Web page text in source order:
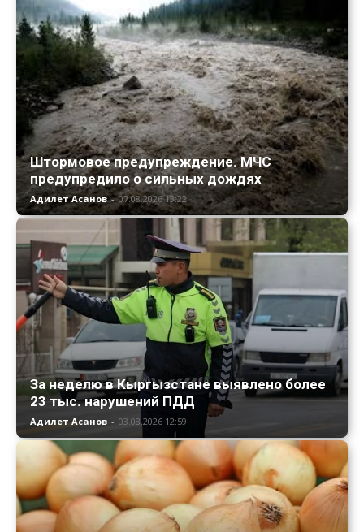
Штормовое предупреждение. МЧС
предупредило о сильных дождях
Адилет Асанов - 07.08.2026 13:22
За неделю в Кыргызстане выявлено более
23 тыс. нарушений ПДД
Адилет Асанов - 03.08.2026 12:59